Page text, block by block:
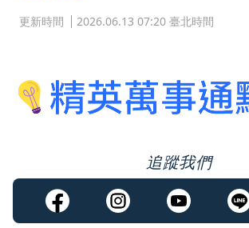
更新時間 2026.06.13 07:20 臺北時間
追蹤我們